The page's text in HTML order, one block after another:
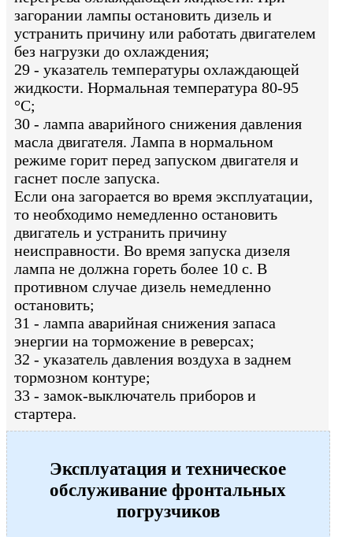
загорании лампы остановить дизель и
устранить причину или работать двигателем
без нагрузки до охлаждения;
29 - указатель температуры охлаждающей
жидкости. Нормальная температура 80-95
°С;
30 - лампа аварийного снижения давления
масла двигателя. Лампа в нормальном
режиме горит перед запуском двигателя и
гаснет после запуска.
Если она загорается во время эксплуатации,
то необходимо немедленно остановить
двигатель и устранить причину
неисправности. Во время запуска дизеля
лампа не должна гореть более 10 с. В
противном случае дизель немедленно
остановить;
31 - лампа аварийная снижения запаса
энергии на торможение в реверсах;
32 - указатель давления воздуха в заднем
тормозном контуре;
33 - замок-выключатель приборов и
стартера.
Эксплуатация и техническое
обслуживание фронтальных
погрузчиков